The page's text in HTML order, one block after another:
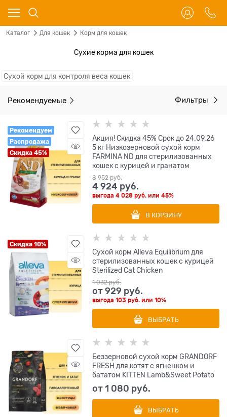
Каталог Для кошек Корм для кошек
Сухие корма для кошек
Сухой корм для контроля веса кошек
Рекомендуемые Фильтры
Рекомендуем
Распродажа
Скидка 45%
Акция! Скидка 45% Срок до 24.09.26
5 кг Низкозерновой cухой корм
FARMINA ND для стерилизованных
кошек с курицей и гранатом
8 952 руб.
4 924 руб.
выгода4 028 руб. или45%
В КОРЗИНУ
Скидка 10%
Сухой корм Alleva Equilibrium для
стерилизованных кошек с курицей
Sterilized Cat Chicken
1 032 руб.
от929 руб.
выгода103 руб. или10%
ВЫБРАТЬ
Беззерновой cухой корм GRANDORF
FRESH для котят с ягненком и
бататом KITTEN Lamb&Sweet Potato
от1 080 руб.
ВЫБРАТЬ